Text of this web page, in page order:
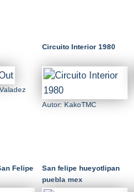
Circuito Interior 1980
Autor: KakoTMC
Felipe
San felipe hueyotlipan
puebla mex